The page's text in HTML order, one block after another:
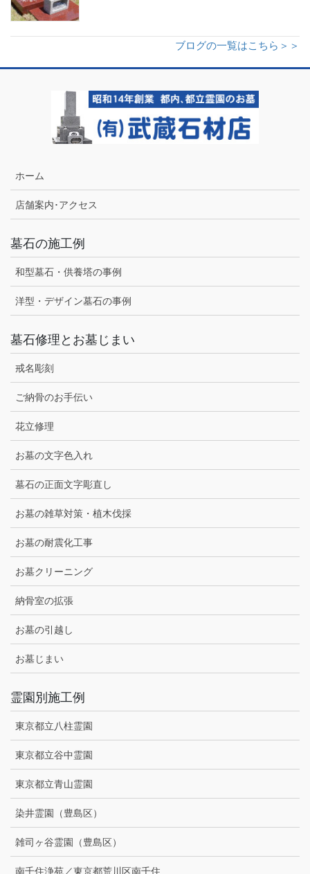
ブログの一覧はこちら＞＞
ホーム
店舗案内･アクセス
墓石の施工例
和型墓石・供養塔の事例
洋型・デザイン墓石の事例
墓石修理とお墓じまい
戒名彫刻
ご納骨のお手伝い
花立修理
お墓の文字色入れ
墓石の正面文字彫直し
お墓の雑草対策・植木伐採
お墓の耐震化工事
お墓クリーニング
納骨室の拡張
お墓の引越し
お墓じまい
霊園別施工例
東京都立八柱霊園
東京都立谷中霊園
東京都立青山霊園
染井霊園（豊島区）
雑司ヶ谷霊園（豊島区）
南千住浄苑／東京都荒川区南千住